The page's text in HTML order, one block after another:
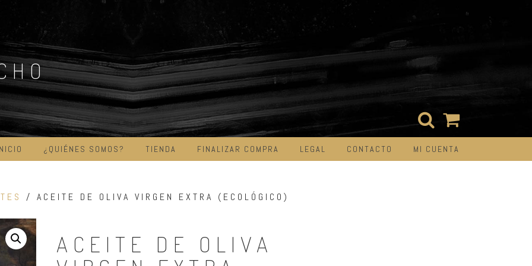
¿QUIÉNES SOMOS? TIENDA FINALIZAR COMPRA LEGAL CONTACTO MI CUENTA
/ ACEITE DE OLIVA VIRGEN EXTRA (ECOLÓGICO)
ACEITE DE OLIVA